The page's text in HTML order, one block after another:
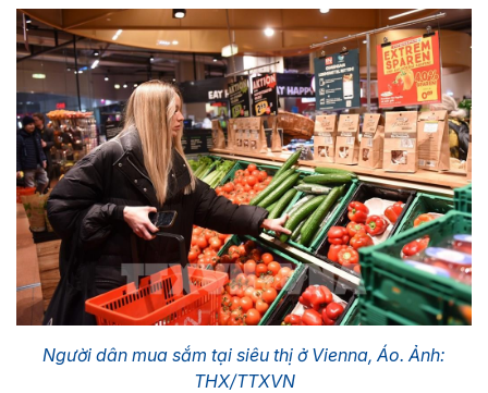
Người dân mua sắm tại siêu thị ở Vienna, Áo. Ảnh:
THX/TTXVN